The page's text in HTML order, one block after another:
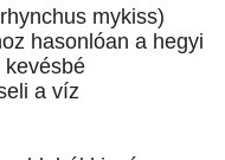
mykiss)
hasonlóan a hegyi
kevésbé
a víz